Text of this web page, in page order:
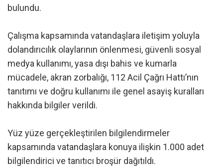
bulundu.
Çalışma kapsamında vatandaşlara iletişim yoluyla
dolandırıcılık olaylarının önlenmesi, güvenli sosyal
medya kullanımı, yasa dışı bahis ve kumarla
mücadele, akran zorbalığı, 112 Acil Çağrı Hattı’nın
tanıtımı ve doğru kullanımı ile genel asayiş kuralları
hakkında bilgiler verildi.
Yüz yüze gerçekleştirilen bilgilendirmeler
kapsamında vatandaşlara konuya ilişkin 1.000 adet
bilgilendirici ve tanıtıcı broşür dağıtıldı.